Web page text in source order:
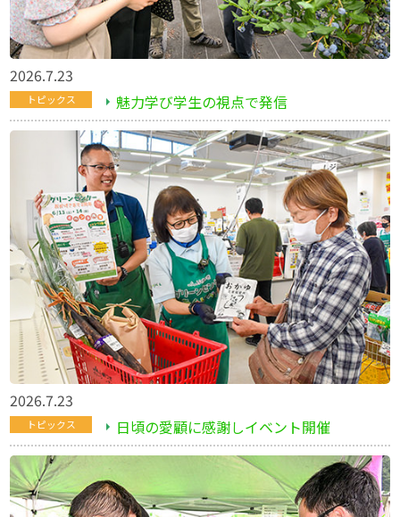
2026.7.23
トピックス 魅力学び学生の視点で発信
2026.7.23
トピックス 日頃の愛顧に感謝しイベント開催